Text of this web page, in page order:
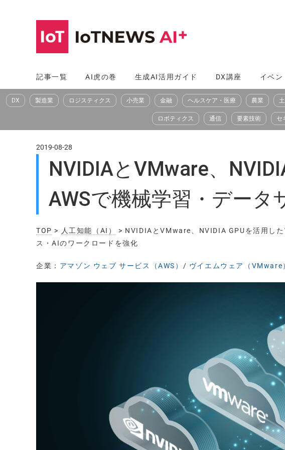
へ
ス
記事一覧 AI虎の巻 生成AI活用ガイド DX講座 イベン
DX 製造業 ロジスティクス 小売業 金融 ヘルスケア・医療 農業
ロボティクス 通信 要素技術 セ
2019-08-28
NVIDIAとVMware、
AWSで機械学習・デー
TOP > 人工知能（AI）
> NVIDIAとVMware、NVIDIA GPUを活用し
ス・AIのワークロードを強化
企業： アマゾン ウェブ サービス（AWS） / ヴイエムウェア（VMware